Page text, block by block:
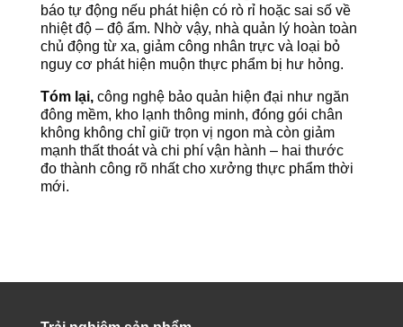
báo tự động nếu phát hiện có rò rỉ hoặc sai số về
nhiệt độ – độ ẩm. Nhờ vậy, nhà quản lý hoàn toàn
chủ động từ xa, giảm công nhân trực và loại bỏ
nguy cơ phát hiện muộn thực phẩm bị hư hỏng.
Tóm lại,công nghệ bảo quản hiện đại như ngăn
đông mềm, kho lạnh thông minh, đóng gói chân
không không chỉ giữ trọn vị ngon mà còn giảm
mạnh thất thoát và chi phí vận hành – hai thước
đo thành công rõ nhất cho xưởng thực phẩm thời
mới.